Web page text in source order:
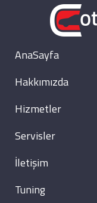
AnaSayfa
Hakkımızda
Hizmetler
Servisler
İletişim
Tuning